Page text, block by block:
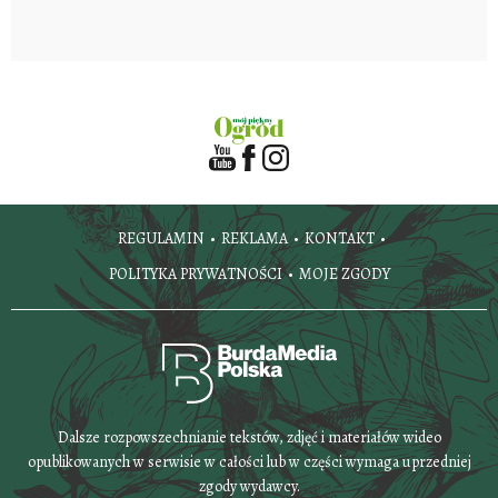
REGULAMIN REKLAMA
KONTAKT
POLITYKA PRYWATNOŚCI
MOJE ZGODY
Dalsze rozpowszechnianie tekstów, zdjęć i materiałów wideo
opublikowanych w serwisie w całości lub w części wymaga uprzedniej
zgody wydawcy.